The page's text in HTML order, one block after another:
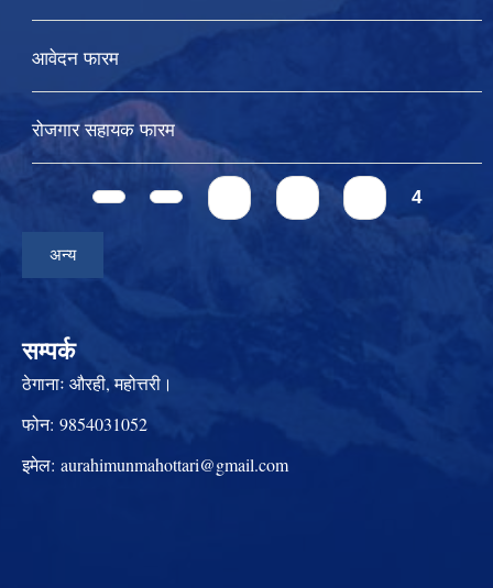
आवेदन फारम
रोजगार सहायक फारम
Pages 4
अन्य
सम्पर्क
ठेगानाः औरही, महोत्तरी।
फोन: 9854031052
इमेल: aurahimunmahottari@gmail.com